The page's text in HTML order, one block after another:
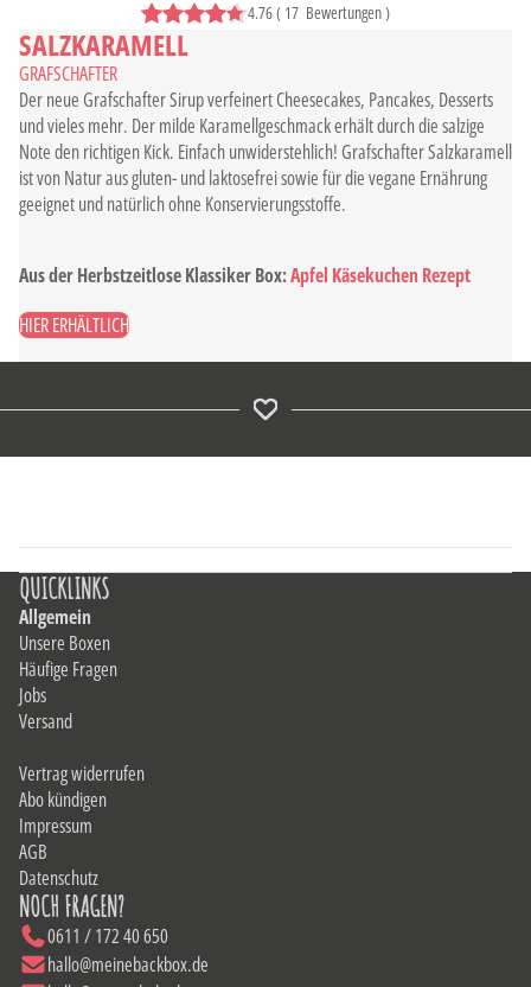
4.76( 17 Bewertungen)
SALZKARAMELL
GRAFSCHAFTER
Der neue Grafschafter Sirup verfeinert Cheesecakes, Pancakes, Desserts
und vieles mehr. Der milde Karamellgeschmack erhält durch die salzige
Note den richtigen Kick. Einfach unwiderstehlich! Grafschafter Salzkaramell
ist von Natur aus gluten- und laktosefrei sowie für die vegane Ernährung
geeignet und natürlich ohne Konservierungsstoffe.
Aus der Herbstzeitlose Klassiker Box:Apfel Käsekuchen Rezept
HIER ERHÄLTLICH
QUICKLINKS
Allgemein
Unsere Boxen
Häufige Fragen
Jobs
Versand
Vertrag widerrufen
Abo kündigen
Impressum
AGB
Datenschutz
NOCH FRAGEN?
0611 / 172 40 650
hallo@meinebackbox.de